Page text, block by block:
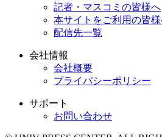
記者・マスコミの皆様へ
本サイトをご利用の皆
配信先一覧
会社情報
会社概要
プライバシーポリシー
サポート
お問い合わせ